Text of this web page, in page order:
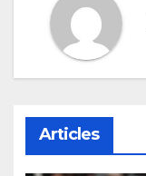
Articles